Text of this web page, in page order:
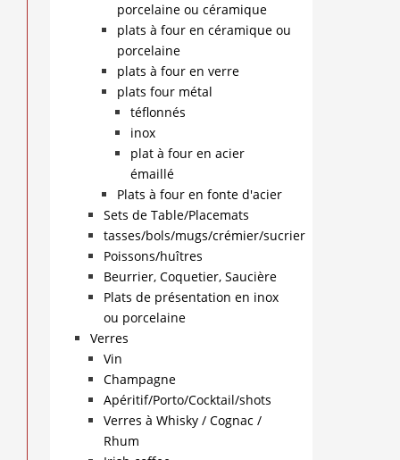
porcelaine ou céramique
plats à four en céramique ou
porcelaine
plats à four en verre
plats four métal
téflonnés
inox
plat à four en acier
émaillé
Plats à four en fonte d'acier
Sets de Table/Placemats
tasses/bols/mugs/crémier/sucrier
Poissons/huîtres
Beurrier, Coquetier, Saucière
Plats de présentation en inox
ou porcelaine
Verres
Vin
Champagne
Apéritif/Porto/Cocktail/shots
Verres à Whisky / Cognac /
Rhum